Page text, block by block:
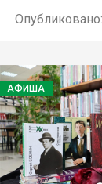
АФИША